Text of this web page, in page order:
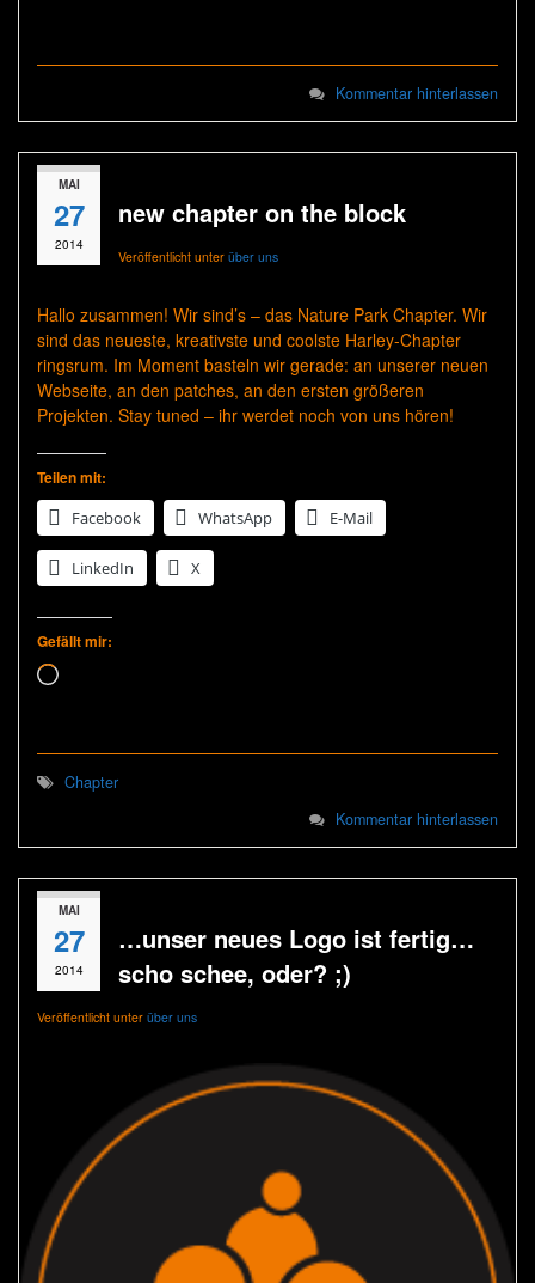
Kommentar hinterlassen
MAI
27
2014
new chapter on the block
Veröffentlicht unter über uns
Hallo zusammen! Wir sind’s – das Nature Park Chapter. Wir
sind das neueste, kreativste und coolste Harley-Chapter
ringsrum. Im Moment basteln wir gerade: an unserer neuen
Webseite, an den patches, an den ersten größeren
Projekten. Stay tuned – ihr werdet noch von uns hören!
Teilen mit:
Facebook
WhatsApp E-Mail
LinkedIn X
Gefällt mir:
Wird geladen …
Chapter
Kommentar hinterlassen
MAI
27
2014
…unser neues Logo ist fertig…
scho schee, oder? ;)
Veröffentlicht unter über uns